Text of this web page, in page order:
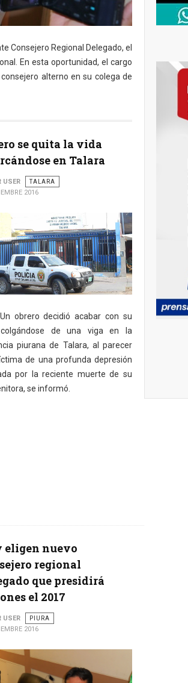
Consejero Regional Delegado, el
En esta oportunidad, el cargo
alterno en su colega de
se quita la vida
en Talara
USER
TALARA
2016
Un obrero decidió acabar con su
de una viga en la
piurana de Talara, al parecer
de una profunda depresión
por la reciente muerte de su
se informó.
eligen nuevo
regional
que presidirá
el 2017
USER
PIURA
2016